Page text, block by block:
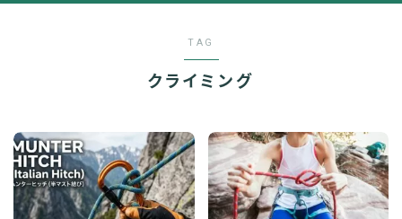
Japanese
TAG
クライミング